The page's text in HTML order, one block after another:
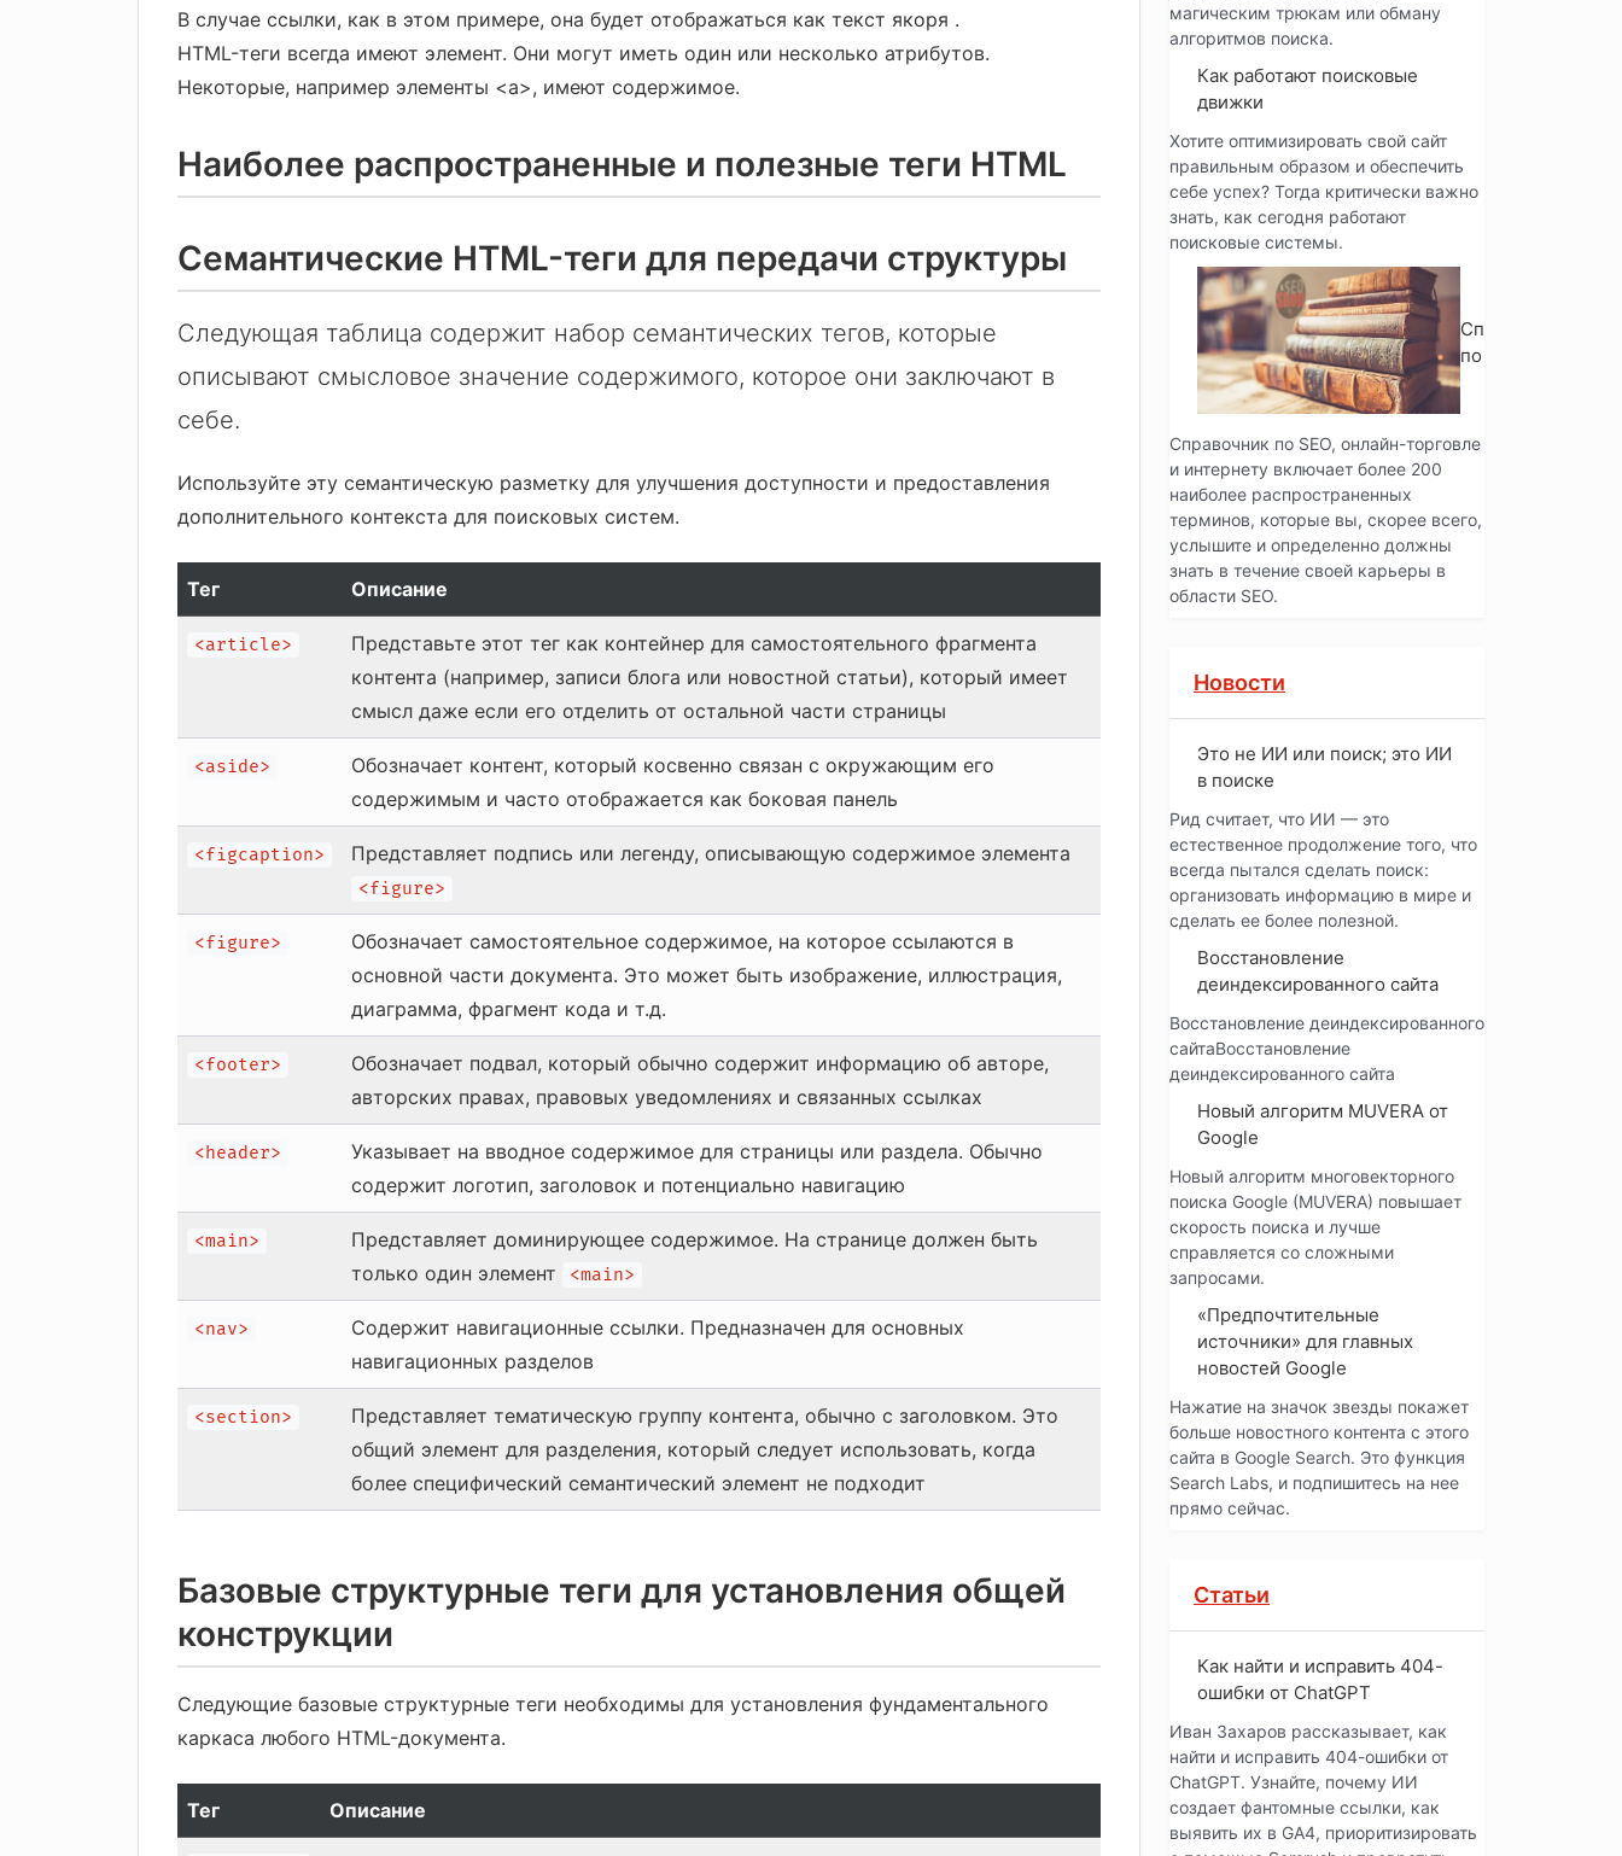
В случае ссылки, как в этом примере, она будет отображаться как текст якоря .
HTML-теги всегда имеют элемент. Они могут иметь один или несколько атрибутов.
Некоторые, например элементы <a>, имеют содержимое.
Наиболее распространенные и полезные теги HTML
Семантические HTML-теги для передачи структуры
Следующая таблица содержит набор семантических тегов, которые
описывают смысловое значение содержимого, которое они заключают в
себе.
Используйте эту семантическую разметку для улучшения доступности и предоставления
дополнительного контекста для поисковых систем.
Тег Описание
<article>
Представьте этот тег как контейнер для самостоятельного фрагмента
контента (например, записи блога или новостной статьи), который имеет
смысл даже если его отделить от остальной части страницы
<aside>
Обозначает контент, который косвенно связан с окружающим его
содержимым и часто отображается как боковая панель
<figcaption> Представляет подпись или легенду, описывающую содержимое элемента
<figure>
<figure>
Обозначает самостоятельное содержимое, на которое ссылаются в
основной части документа. Это может быть изображение, иллюстрация,
диаграмма, фрагмент кода и т.д.
<footer>
Обозначает подвал, который обычно содержит информацию об авторе,
авторских правах, правовых уведомлениях и связанных ссылках
<header>
Указывает на вводное содержимое для страницы или раздела. Обычно
содержит логотип, заголовок и потенциально навигацию
<main>
Представляет доминирующее содержимое. На странице должен быть
только один элемент
<main>
<nav>
Содержит навигационные ссылки. Предназначен для основных
навигационных разделов
<section>
Представляет тематическую группу контента, обычно с заголовком. Это
общий элемент для разделения, который следует использовать, когда
более специфический семантический элемент не подходит
Базовые структурные теги для установления общей
конструкции
Следующие базовые структурные теги необходимы для установления фундаментального
каркаса любого HTML-документа.
Тег Описание
магическим трюкам или обману
алгоритмов поиска.
Как работают поисковые
движки
Хотите оптимизировать свой сайт
правильным образом и обеспечить
себе успех? Тогда критически важно
знать, как сегодня работают
поисковые системы.
Справочник
по SEO
Справочник по SEO, онлайн-торговле
и интернету включает более 200
наиболее распространенных
терминов, которые вы, скорее всего,
услышите и определенно должны
знать в течение своей карьеры в
области SEO.
Новости
Это не ИИ или поиск; это ИИ
в поиске
Рид считает, что ИИ — это
естественное продолжение того, что
всегда пытался сделать поиск:
организовать информацию в мире и
сделать ее более полезной.
Восстановление
деиндексированного сайта
Восстановление деиндексированного
сайтаВосстановление
деиндексированного сайта
Новый алгоритм MUVERA от
Google
Новый алгоритм многовекторного
поиска Google (MUVERA) повышает
скорость поиска и лучше
справляется со сложными
запросами.
«Предпочтительные
источники» для главных
новостей Google
Нажатие на значок звезды покажет
больше новостного контента с этого
сайта в Google Search. Это функция
Search Labs, и подпишитесь на нее
прямо сейчас.
Статьи
Как найти и исправить 404-
ошибки от ChatGPT
Иван Захаров рассказывает, как
найти и исправить 404-ошибки от
ChatGPT. Узнайте, почему ИИ
создает фантомные ссылки, как
выявить их в GA4, приоритизировать